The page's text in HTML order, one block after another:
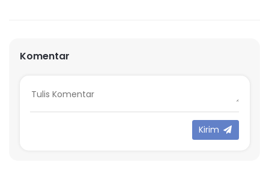
Komentar
Kirim